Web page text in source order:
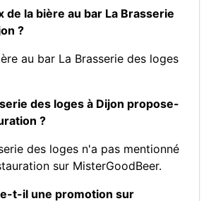
de la bière au bar La Brasserie
?
au bar La Brasserie des loges
des loges à Dijon propose-
?
des loges n'a pas mentionné
sur MisterGoodBeer.
t-il une promotion sur